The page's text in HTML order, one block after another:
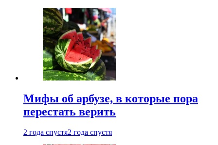
Мифы об арбузе, в которые пора
перестать верить
2 года спустя2 года спустя